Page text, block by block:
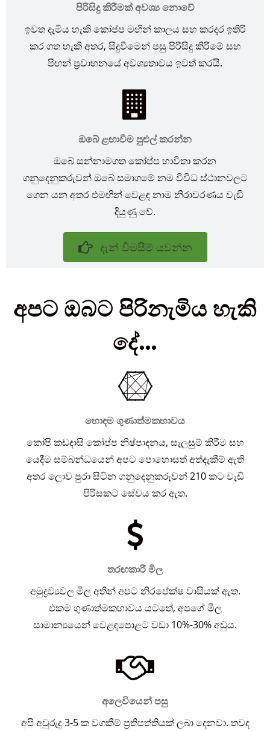
පිරිසිදු කිරීමක් අවශ්‍ය නොවේ
ඉවත දැමිය හැකි කෝප්ප මඟින් කාලය සහ කරදර ඉතිරි
කර ගත හැකි අතර, සිදුවීමෙන් පසු පිරිසිදු කිරීමේ සහ
පිඟන් ප්‍රවාහනයේ අවශ්‍යතාවය ඉවත් කරයි.
ඔබේ ළඟාවීම පුළුල් කරන්න
ඔබේ සන්නාමගත කෝප්ප භාවිතා කරන
ගනුදෙනුකරුවන් ඔබේ සමාගමේ නම විවිධ ස්ථානවලට
ගෙන යන අතර එමඟින් වෙළඳ නාම නිරාවරණය වැඩි
දියුණු වේ.
දැන් විමසීම් යවන්න
අපට ඔබට පිරිනැමිය හැකි
දේ...
හොඳම ගුණාත්මකභාවය
කෝපි කඩදාසි කෝප්ප නිෂ්පාදනය, සැලසුම් කිරීම සහ
යෙදීම සම්බන්ධයෙන් අපට පොහොසත් අත්දැකීම් ඇති
අතර ලොව පුරා සිටින ගනුදෙනුකරුවන් 210 කට වැඩි
පිරිසකට සේවය කර ඇත.
තරඟකාරී මිල
අමුද්‍රව්‍යවල මිල අතින් අපට නිරපේක්ෂ වාසියක් ඇත.
එකම ගුණාත්මකභාවය යටතේ, අපගේ මිල
සාමාන්‍යයෙන් වෙළඳපොළට වඩා 10%-30% අඩුය.
අලෙවියෙන් පසු
අපි අවුරුදු 3-5 ක වගකීම් ප්‍රතිපත්තියක් ලබා දෙනවා. තවද